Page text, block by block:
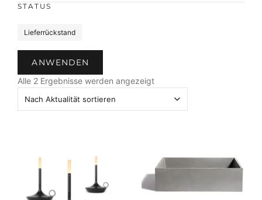
STATUS
u
Lieferrückstand
ANWENDEN
Alle 2 Ergebnisse werden angezeigtN
u